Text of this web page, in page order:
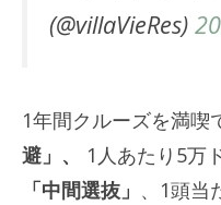
(@villaVieRes)
1年間クルーズを満喫
避」、
1人あたり5万
「中間選抜」 、1頭当